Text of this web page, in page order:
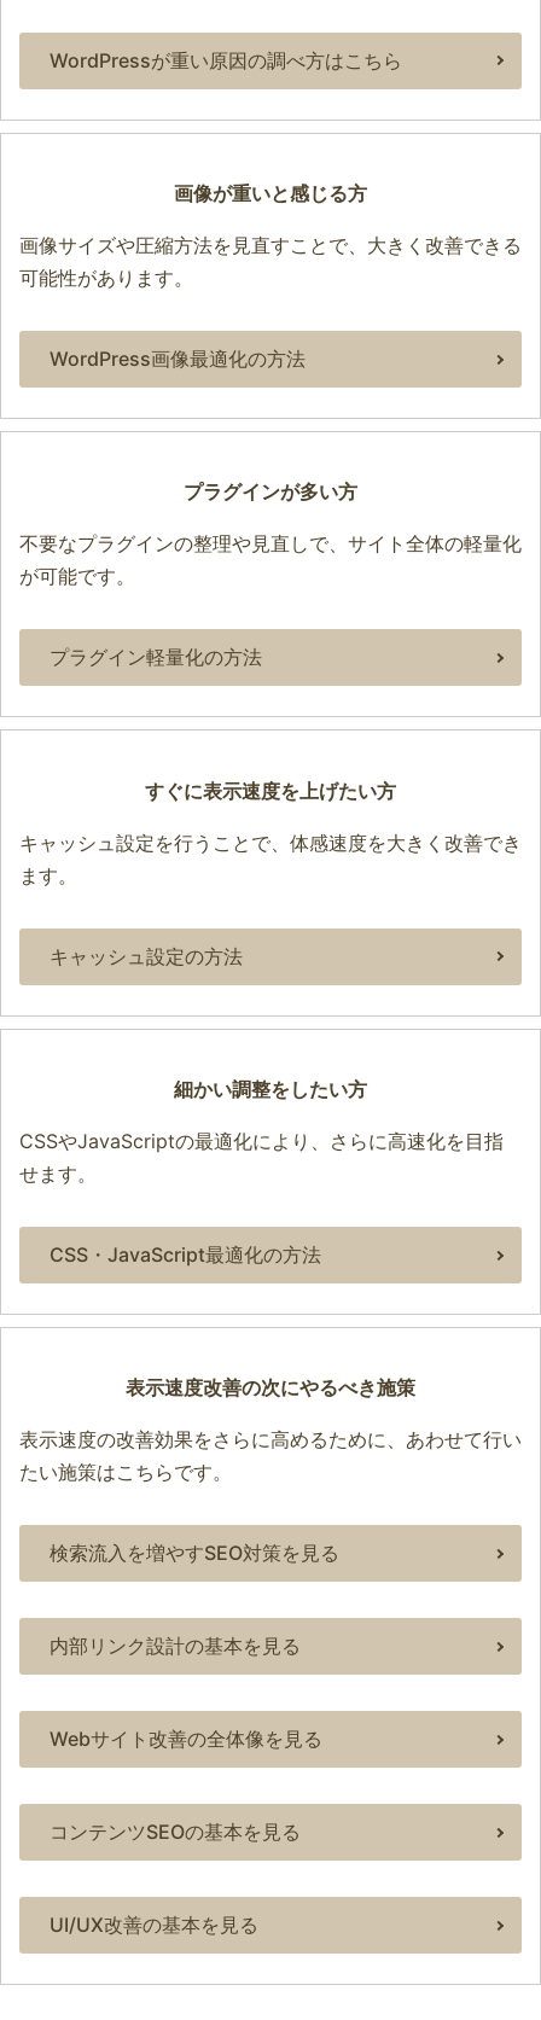
WordPressが重い原因の調べ方はこちら
画像が重いと感じる方
画像サイズや圧縮方法を見直すことで、大きく改善できる
可能性があります。
WordPress画像最適化の方法
プラグインが多い方
不要なプラグインの整理や見直しで、サイト全体の軽量化
が可能です。
プラグイン軽量化の方法
すぐに表示速度を上げたい方
キャッシュ設定を行うことで、体感速度を大きく改善でき
ます。
キャッシュ設定の方法
細かい調整をしたい方
CSSやJavaScriptの最適化により、さらに高速化を目指
せます。
CSS・JavaScript最適化の方法
表示速度改善の次にやるべき施策
表示速度の改善効果をさらに高めるために、あわせて行い
たい施策はこちらです。
検索流入を増やすSEO対策を見る
内部リンク設計の基本を見る
Webサイト改善の全体像を見る
コンテンツSEOの基本を見る
UI/UX改善の基本を見る